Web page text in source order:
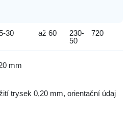
30 až 60
230-
50
720
mm
trysek 0,20 mm, orientační údaj